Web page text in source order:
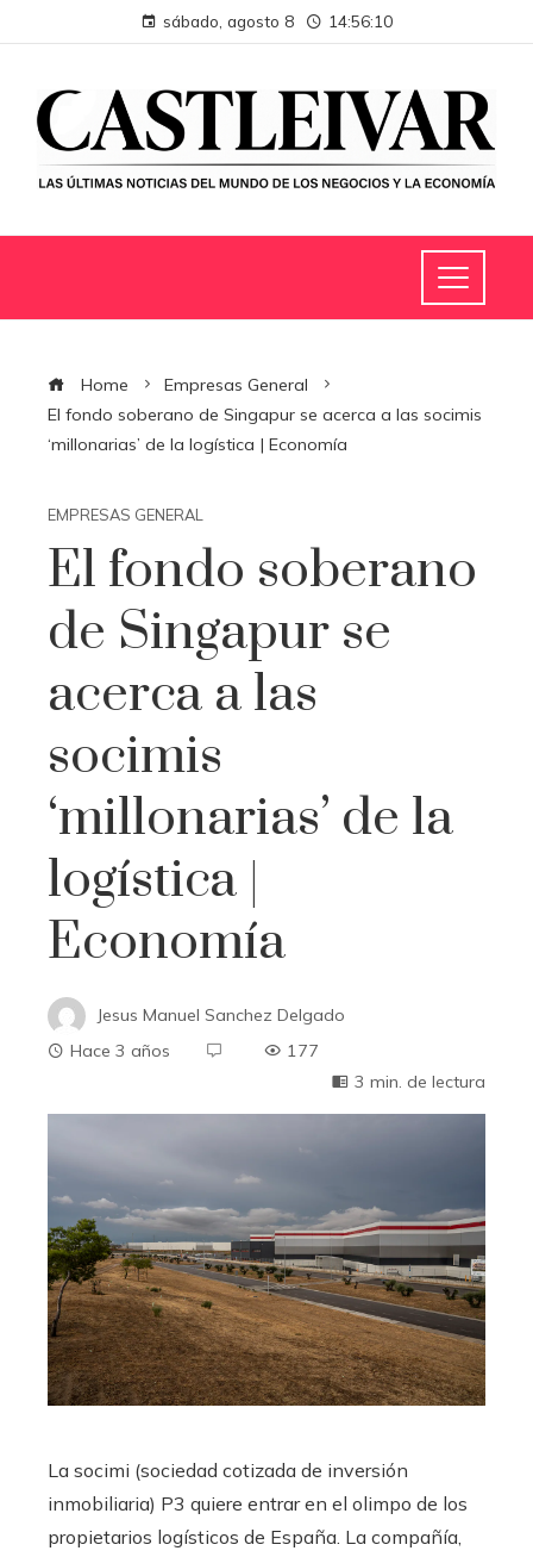
sábado, agosto 8 14:56:10
Home
Empresas General
El fondo soberano de Singapur se acerca a las socimis
‘millonarias’ de la logística | Economía
EMPRESAS GENERAL
El fondo soberano
de Singapur se
acerca a las
socimis
‘millonarias’ de la
logística |
Economía
Jesus Manuel Sanchez Delgado
Hace 3 años
177
3 min. de lectura
La socimi (sociedad cotizada de inversión
inmobiliaria) P3 quiere entrar en el olimpo de los
propietarios logísticos de España. La compañía,